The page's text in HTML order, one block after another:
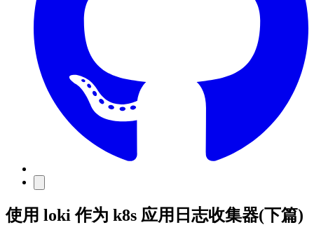
使用 loki 作为 k8s 应用日志收集器(下篇)